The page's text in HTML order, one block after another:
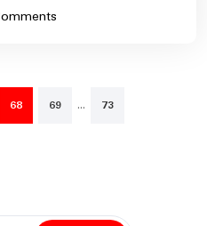
68 69 …
73